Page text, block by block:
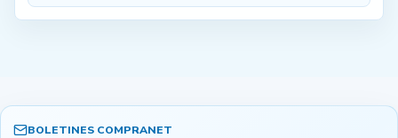
BOLETINES COMPRANET